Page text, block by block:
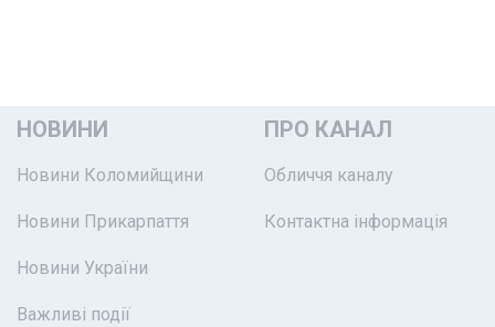
НОВИНИ
Новини Коломийщини
Новини Прикарпаття
Новини України
Важливі події
ПРО КАНАЛ
Обличчя каналу
Контактна інформація